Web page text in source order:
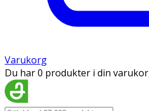
Varukorg
Du har 0 produkter i din